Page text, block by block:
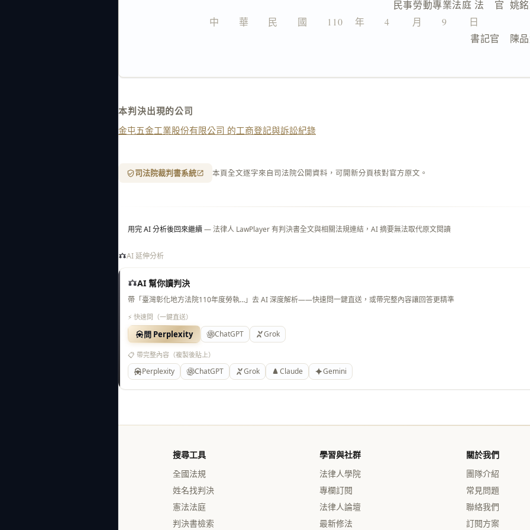
民事勞動專業法庭 法　官  姚
中　　華　　民　　國　　110 　年　　4 　　月　　9 　　日
書記官　陳
本判決出現的公司
金屯五金工業股份有限公司 的工商登記與訴訟紀錄
司法院裁判書系統 本頁全文逐字來自司法院公開資料，可開新分頁核對官方原文。
用完 AI 分析後回來繼續— 法律人 LawPlayer 有判決書全文與相關法規連結，AI 摘要無法取代原文閱讀
AI 延伸分析
AI 幫你讀判決
帶「臺灣彰化地方法院110年度勞執…」去 AI 深度解析——快速問一鍵直送，或帶完整內容讓回答更精準
⚡ 快速問（一鍵直送）
問 Perplexity ChatGPT Grok
📋 帶完整內容（複製後貼上）
Perplexity ChatGPT Grok Claude Gemini
搜尋工具
全國法規
姓名找判決
憲法法庭
判決書檢索
學習與社群
法律人學院
專欄訂閱
法律人論壇
最新修法
關於我們
團隊介紹
常見問題
聯絡我們
訂閱方案